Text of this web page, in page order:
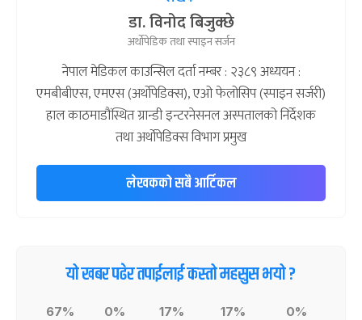
डा. विनोद बिजुक्छे
अर्थोपेडिक तथा स्पाइन सर्जन
नेपाल मेडिकल काउन्सिल दर्ता नम्बर : २३८९ अध्ययन :
एमबीबीएस, एमएस (अर्थोपेडिक्स), एओ फेलोसिप (स्पाइन सर्जरी)
हाल काठमाडौंस्थित ग्रान्डी इन्टरनेसनल अस्पतालको निर्देशक
तथा अर्थोपेडिक्स विभाग प्रमुख
लेखकको सबै आर्टिकल
यो खबर पढेर तपाईलाई कस्तो महसुस भयो ?
67% 0% 17% 17% 0%